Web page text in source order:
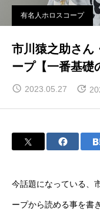
有名人ホロスコープ
市川猿之助さん
ープ【一番基礎
2023.05.27
今話題になっている、
ープから読める事を書